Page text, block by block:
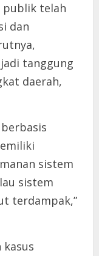
telah
dan
tanggung
daerah,
sistem
sistem
terdampak,”
kasus